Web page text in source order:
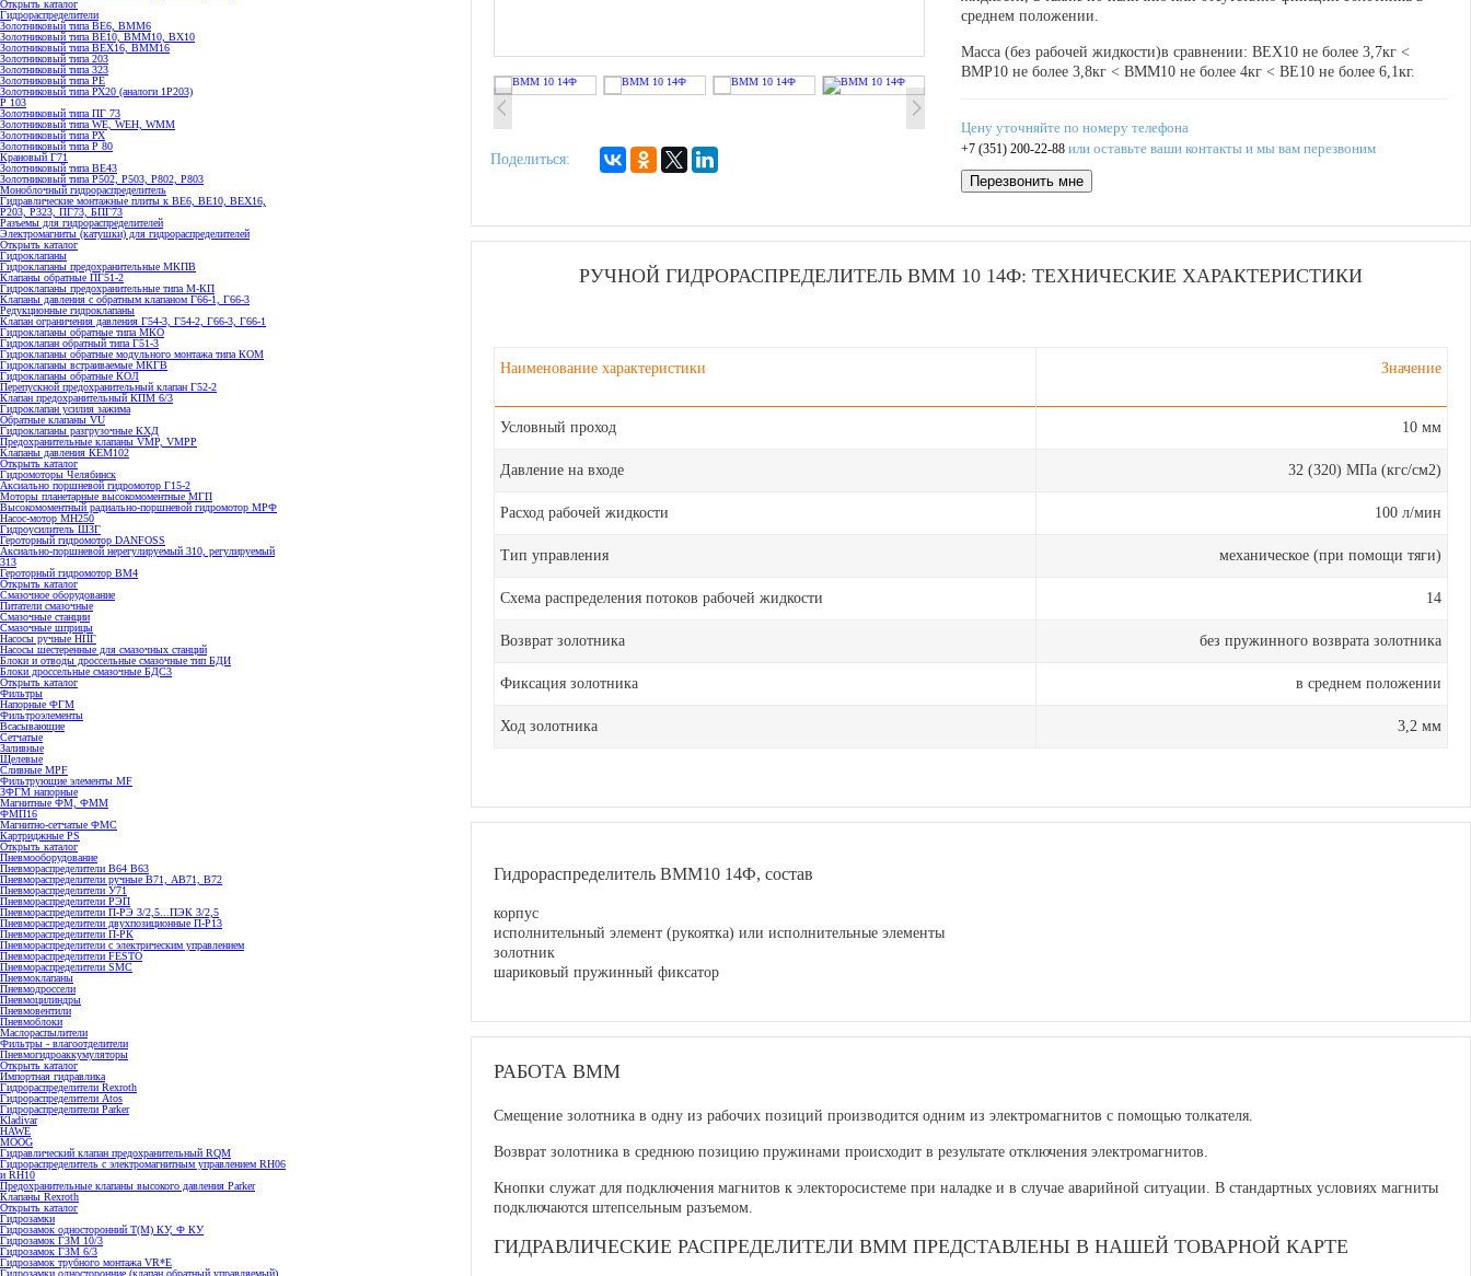
Открыть каталог
Гидрораспределители
Золотниковый типа ВЕ6, ВММ6
Золотниковый типа BE10, ВММ10, ВХ10
Золотниковый типа ВЕХ16, ВММ16
Золотниковый типа 203
Золотниковый типа 323
Золотниковый типа РЕ
Золотниковый типа РХ20 (аналоги 1Р203)
Р 103
Золотниковый типа ПГ 73
Золотниковый типа WE, WEH, WMM
Золотниковый типа РХ
Золотниковый типа Р 80
Крановый Г71
Золотниковый типа BE43
Золотниковый типа Р502, Р503, Р802, Р803
Моноблочный гидрораспределитель
Гидравлические монтажные плиты к ВЕ6, ВЕ10, ВЕХ16,
Р203, Р323, ПГ73, БПГ73
Разъемы для гидрораспределителей
Электромагниты (катушки) для гидрораспределителей
Открыть каталог
Гидроклапаны
Гидроклапаны предохранительные МКПВ
Клапаны обратные ПГ51-2
Гидроклапаны предохранительные типа М-КП
Клапаны давления с обратным клапаном Г66-1, Г66-3
Редукционные гидроклапаны
Клапан ограничения давления Г54-3, Г54-2, Г66-3, Г66-1
Гидроклапаны обратные типа МКО
Гидроклапан обратный типа Г51-3
Гидроклапаны обратные модульного монтажа типа КОМ
Гидроклапаны встраиваемые МКГВ
Гидроклапаны обратные КОЛ
Перепускной предохранительный клапан Г52-2
Клапан предохранительный КПМ 6/3
Гидроклапан усилия зажима
Обратные клапаны VU
Гидроклапаны разгрузочные КХД
Предохранительные клапаны VMP, VMPP
Клапаны давления КЕМ102
Открыть каталог
Гидромоторы Челябинск
Аксиально поршневой гидромотор Г15-2
Моторы планетарные высокомоментные МГП
Высокомоментный радиально-поршневой гидромотор МРФ
Насос-мотор МН250
Гидроусилитель ШЗГ
Героторный гидромотор DANFOSS
Аксиально-поршневой нерегулируемый 310, регулируемый
313
Героторный гидромотор ВМ4
Открыть каталог
Смазочное оборудование
Питатели смазочные
Смазочные станции
Смазочные шприцы
Насосы ручные НПГ
Насосы шестеренные для смазочных станций
Блоки и отводы дроссельные смазочные тип БДИ
Блоки дроссельные смазочные БДС3
Открыть каталог
Фильтры
Напорные ФГМ
Фильтроэлементы
Всасывающие
Сетчатые
Заливные
Щелевые
Сливные MPF
Фильтрующие элементы MF
ЗФГМ напорные
Магнитные ФМ, ФММ
ФМП16
Магнитно-сетчатые ФМС
Картриджные PS
Открыть каталог
Пневмооборудование
Пневмораспределители В64 В63
Пневмораспределители ручные В71, АВ71, В72
Пневмораспределители У71
Пневмораспределители РЭП
Пневмораспределители П-РЭ 3/2,5...ПЭК 3/2,5
Пневмораспределители двухпозиционные П-Р13
Пневмораспределители П-РК
Пневмораспределители с электрическим управлением
Пневмораспределители FESTO
Пневмораспределители SMC
Пневмоклапаны
Пневмодроссели
Пневмоцилиндры
Пневмовентили
Пневмоблоки
Маслораспылители
Фильтры - влагоотделители
Пневмогидроаккумуляторы
Открыть каталог
Импортная гидравлика
Гидрораспределители Rexroth
Гидрораспределители Atos
Гидрораспределители Parker
Kladivar
HAWE
MOOG
Гидравлический клапан предохранительный RQM
Гидрораспределитель с электромагнитным управлением RH06
и RH10
Предохранительные клапаны высокого давления Parker
Клапаны Rexroth
Открыть каталог
Гидрозамки
Гидрозамок односторонний Т(М) КУ, Ф КУ
Гидрозамок ГЗМ 10/3
Гидрозамок ГЗМ 6/3
Гидрозамок трубного монтажа VR*E
Гидрозамки односторонние (клапан обратный управляемый)
Поделиться:
среднем положении.
Масса (без рабочей жидкости)в сравнении: ВЕХ10 не более 3,7кг <
ВМР10 не более 3,8кг < ВММ10 не более 4кг < ВЕ10 не более 6,1кг.
Цену уточняйте по номеру телефона
+7 (351) 200-22-88 или оставьте ваши контакты и мы вам перезвоним
Перезвонить мне
РУЧНОЙ ГИДРОРАСПРЕДЕЛИТЕЛЬ ВММ 10 14Ф: ТЕХНИЧЕСКИЕ ХАРАКТЕРИСТИКИ
Наименование характеристики Значение
Условный проход 10 мм
Давление на входе 32 (320) МПа (кгс/см2)
Расход рабочей жидкости 100 л/мин
Тип управления механическое (при помощи тяги)
Схема распределения потоков рабочей жидкости 14
Возврат золотника без пружинного возврата золотника
Фиксация золотника в среднем положении
Ход золотника 3,2 мм
Гидрораспределитель ВММ10 14Ф, состав
корпус
исполнительный элемент (рукоятка) или исполнительные элементы
золотник
шариковый пружинный фиксатор
РАБОТА ВММ
Смещение золотника в одну из рабочих позиций производится одним из электромагнитов с помощью толкателя.
Возврат золотника в среднюю позицию пружинами происходит в результате отключения электромагнитов.
Кнопки служат для подключения магнитов к электоросистеме при наладке и в случае аварийной ситуации. В стандартных условиях магниты
подключаются штепсельным разъемом.
ГИДРАВЛИЧЕСКИЕ РАСПРЕДЕЛИТЕЛИ ВММ ПРЕДСТАВЛЕНЫ В НАШЕЙ ТОВАРНОЙ КАРТЕ